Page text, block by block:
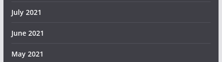
July 2021
June 2021
May 2021